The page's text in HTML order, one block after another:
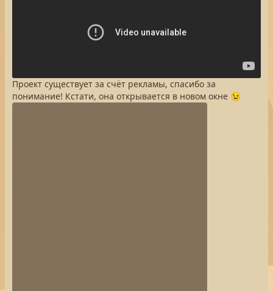
Проект существует за счёт рекламы, спасибо за
понимание! Кстати, она открывается в новом окне 😉